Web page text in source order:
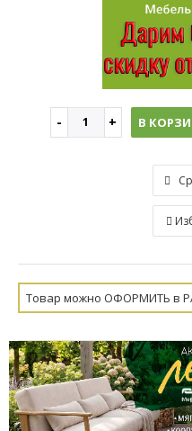
В
Товар можно ОФОРМИТЬ в